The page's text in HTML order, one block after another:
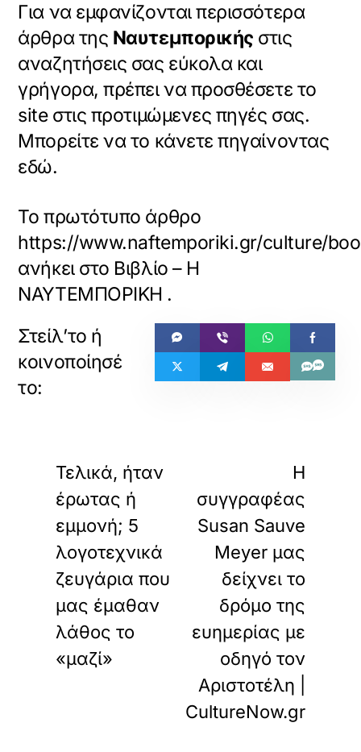
Για να εμφανίζονται περισσότερα
άρθρα της Ναυτεμπορικής στις
αναζητήσεις σας εύκολα και
γρήγορα, πρέπει να προσθέσετε το
site στις προτιμώμενες πηγές σας.
Μπορείτε να το κάνετε πηγαίνοντας
εδώ.
Το πρωτότυπο άρθρο
https://www.naftemporiki.gr/culture/
ανήκει στο Βιβλίο – Η
ΝΑΥΤΕΜΠΟΡΙΚΗ .
Τελικά, ήταν
έρωτας ή
εμμονή; 5
λογοτεχνικά
ζευγάρια που
μας έμαθαν
λάθος το
«μαζί»
Η
συγγραφέας
Susan Sauve
Meyer μας
δείχνει το
δρόμο της
ευημερίας με
οδηγό τον
Αριστοτέλη |
CultureNow.gr